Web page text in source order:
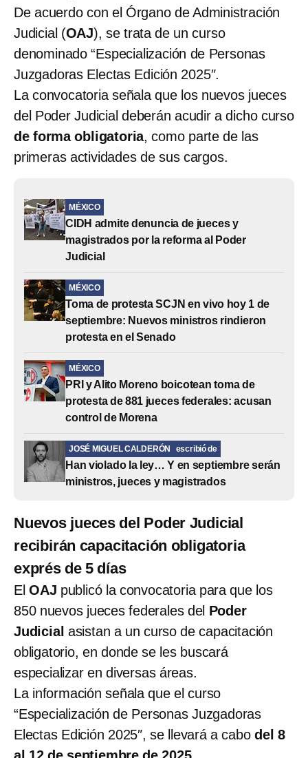
De acuerdo con el Órgano de Administración
Judicial (OAJ), se trata de un curso
denominado “Especialización de Personas
Juzgadoras Electas Edición 2025″.
La convocatoria señala que los nuevos jueces
del Poder Judicial deberán acudir a dicho curso
de forma obligatoria, como parte de las
primeras actividades de sus cargos.
MÉXICO
CIDH admite denuncia de jueces y
magistrados por la reforma al Poder
Judicial
MÉXICO
Toma de protesta SCJN en vivo hoy 1 de
septiembre: Nuevos ministros rindieron
protesta en el Senado
MÉXICO
PRI y Alito Moreno boicotean toma de
protesta de 881 jueces federales: acusan
control de Morena
JOSÉ MIGUEL CALDERÓN escribió de
Han violado la ley… Y en septiembre serán
ministros, jueces y magistrados
Nuevos jueces del Poder Judicial
recibirán capacitación obligatoria
exprés de 5 días
El OAJ publicó la convocatoria para que los
850 nuevos jueces federales del Poder
Judicial asistan a un curso de capacitación
obligatorio, en donde se les buscará
especializar en diversas áreas.
La información señala que el curso
“Especialización de Personas Juzgadoras
Electas Edición 2025″, se llevará a cabo del 8